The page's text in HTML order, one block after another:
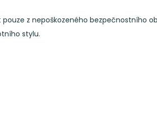
z nepoškozeného bezpečnostního
stylu.